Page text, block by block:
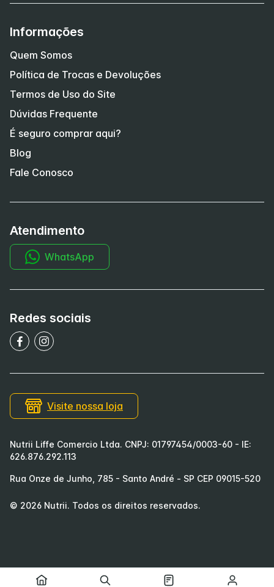
Informações
Quem Somos
Política de Trocas e Devoluções
Termos de Uso do Site
Dúvidas Frequente
É seguro comprar aqui?
Blog
Fale Conosco
Atendimento
WhatsApp
Redes sociais
Visite nossa loja
Nutrii Liffe Comercio Ltda. CNPJ: 01797454/0003-60 - IE:
626.876.292.113
Rua Onze de Junho, 785 - Santo André - SP CEP 09015-520
© 2026 Nutrii. Todos os direitos reservados.